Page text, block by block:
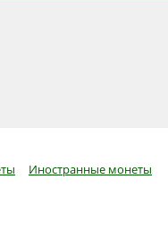
Иностранные монеты